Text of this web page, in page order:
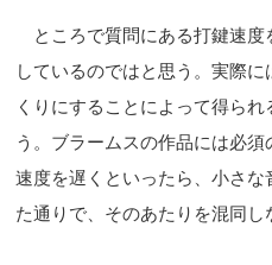
ところで質問にある打鍵速度
しているのではと思う。実際
くりにすることによって得ら
う。ブラームスの作品には必
速度を遅くといったら、小さ
た通りで、そのあたりを混同し